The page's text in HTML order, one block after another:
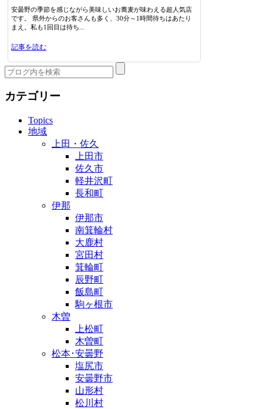
安曇野の季節を感じながら美味しいお蕎麦が味わえる超人気店
です。 県外からのお客さんも多く、30分～1時間待ちはあたり
まえ。私も1回目は待ち...
記事を読む
カテゴリー
Topics
地域
上田・佐久
上田市
佐久市
軽井沢町
長和町
伊那
伊那市
南箕輪村
大鹿村
宮田村
箕輪町
辰野町
飯島町
駒ヶ根市
木曽
上松町
木曽町
松本･安曇野
塩尻市
安曇野市
山形村
松川村